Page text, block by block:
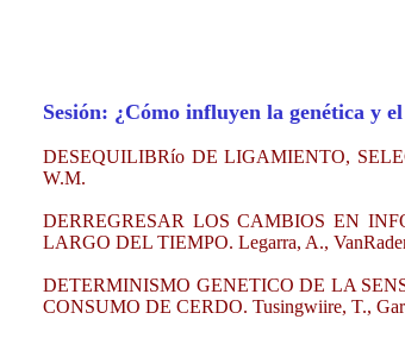
Sesión: ¿Cómo influyen la genética y
DESEQUILIBRío DE LIGAMIENTO,
W.M.
DERREGRESAR LOS CAMBIOS EN
LARGO DEL TIEMPO. Legarra, A.,
DETERMINISMO GENETICO DE LA
CONSUMO DE CERDO. Tusingwiire, T.,